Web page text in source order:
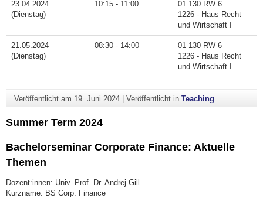
23.04.2024
(Dienstag)
10:15 - 11:00
01 130 RW 6
1226 - Haus Recht
und Wirtschaft I
21.05.2024
(Dienstag)
08:30 - 14:00
01 130 RW 6
1226 - Haus Recht
und Wirtschaft I
Veröffentlicht am 19. Juni 2024| Veröffentlicht in Teaching
Summer Term 2024
Bachelorseminar Corporate Finance: Aktuelle
Themen
Dozent:innen: Univ.-Prof. Dr. Andrej Gill
Kurzname: BS Corp. Finance